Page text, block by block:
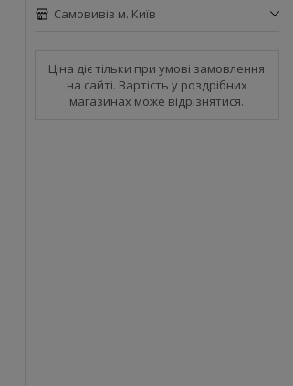
Самовивіз м. Київ
Ціна діє тільки при умові замовлення
на сайті. Вартість у роздрібних
магазинах може відрізнятися.